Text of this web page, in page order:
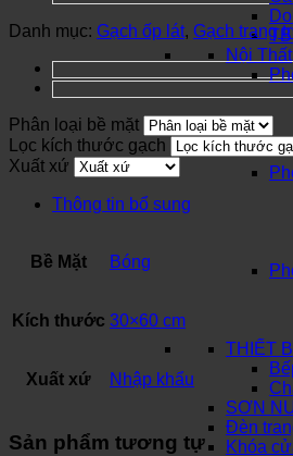
Nội Thất
THIẾT
SƠN
Đèn
Khóa
Danh mục: Gạch ốp lát, Gạch trang
Phân loại bề mặt
Lọc kích thước gạch
Xuất xứ
Thông tin bổ sung
Bề Mặt Bóng
Kích thước 30×60 cm
Xuất xứ Nhập khẩu
Sản phẩm tương tự